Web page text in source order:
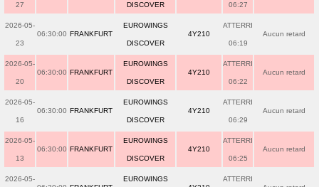
27 DISCOVER 06:27
2026-05-
23
06:30:00 FRANKFURT
EUROWINGS
DISCOVER
4Y210
ATTERRI
06:19
Aucun retard
2026-05-
20
06:30:00 FRANKFURT
EUROWINGS
DISCOVER
4Y210
ATTERRI
06:22
Aucun retard
2026-05-
16
06:30:00 FRANKFURT
EUROWINGS
DISCOVER
4Y210
ATTERRI
06:29
Aucun retard
2026-05-
13
06:30:00 FRANKFURT
EUROWINGS
DISCOVER
4Y210
ATTERRI
06:25
Aucun retard
2026-05- EUROWINGS ATTERRI